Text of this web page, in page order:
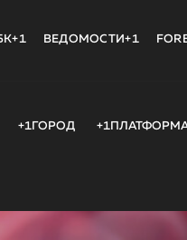
ВЕДОМОСТИ+1
+1ГОРОД